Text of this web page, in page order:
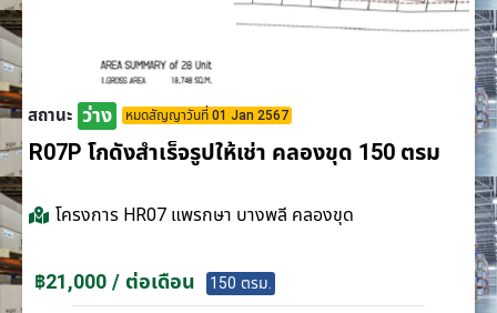
สถานะ ว่าง หมดสัญญาวันที่ 01 Jan 2567
R07P โกดังสำเร็จรูปให้เช่า คลองขุด 150 ตรม
โครงการ HR07 แพรกษา บางพลี คลองขุด
฿21,000 / ต่อเดือน 150 ตรม.